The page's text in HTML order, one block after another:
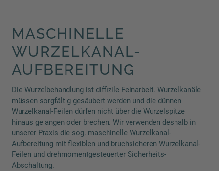
MASCHINELLE
WURZELKANAL-
AUFBEREITUNG
Die Wurzelbehandlung ist diffizile Feinarbeit. Wurzelkanäle
müssen sorgfältig gesäubert werden und die dünnen
Wurzelkanal-Feilen dürfen nicht über die Wurzelspitze
hinaus gelangen oder brechen. Wir verwenden deshalb in
unserer Praxis die sog. maschinelle Wurzelkanal-
Aufbereitung mit flexiblen und bruchsicheren Wurzelkanal-
Feilen und drehmomentgesteuerter Sicherheits-
Abschaltung.